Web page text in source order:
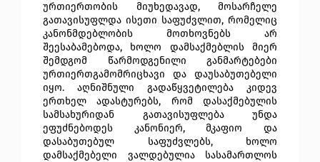
ურთიერთობის მიუხედავად, მოსარჩელე
გათავისუფლდა ისეთი საფუძვლით, რომელიც
კანონმდებლობის მოთხოვნებს არ
შეესაბამებოდა, ხოლო დამსაქმებლის მიერ
შემდგომ წარმოდგენილი განმარტებები
ურთიერთგამომრიცხავი და დაუსაბუთებელი
იყო. აღნიშნული გადაწყვეტილება კიდევ
ერთხელ ადასტურებს, რომ დასაქმებულის
სამსახურიდან გათავისუფლება უნდა
ეფუძნებოდეს კანონიერ, მკაფიო და
დასაბუთებულ საფუძვლებს, ხოლო
დამსაქმებელი ვალდებულია სასამართლოს